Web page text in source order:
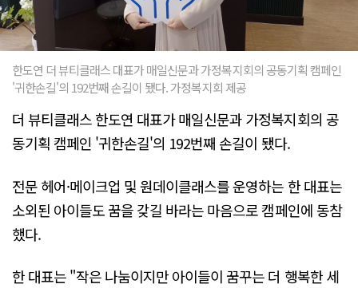
한도연 더 뷰티클래스 대표가 매일신문과 가정복지회의 공동기획 캠페인
'귀한손길'의 192번째 손길이 됐다. 가정복지회 제공
더 뷰티클래스 한도연 대표가 매일신문과 가정복지회의 공
동기획 캠페인 '귀한손길'의 192번째 손길이 됐다.
전문 헤어·메이크업 및 원데이클래스를 운영하는 한 대표는
소외된 아이들도 꿈을 갖길 바라는 마음으로 캠페인에 동참
했다.
한 대표는 "작은 나눔이지만 아이들이 꿈꾸는 더 행복한 세